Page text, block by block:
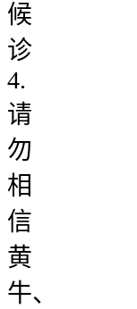
候
诊
4.
请
勿
相
信
黄
牛、